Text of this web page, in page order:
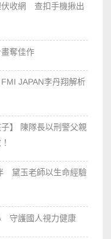
伏收網 查扣手機揪出
奪佳作
JAPAN李丹翔解析
】 陳隊長以刑警父親
黛玉老師以生命經驗
守護國人視力健康